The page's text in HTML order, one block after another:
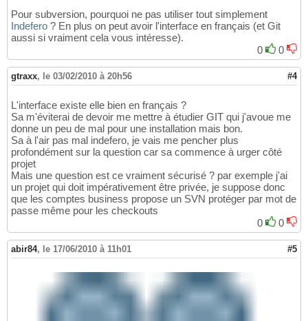
Pour subversion, pourquoi ne pas utiliser tout simplement
Indefero ? En plus on peut avoir l'interface en français (et Git
aussi si vraiment cela vous intéresse).
0
0
gtraxx, le 03/02/2010 à 20h56 #4
L'interface existe elle bien en français ?
Sa m'éviterai de devoir me mettre à étudier GIT qui j'avoue me
donne un peu de mal pour une installation mais bon.
Sa à l'air pas mal indefero, je vais me pencher plus
profondément sur la question car sa commence à urger côté
projet
Mais une question est ce vraiment sécurisé ? par exemple j'ai
un projet qui doit impérativement être privée, je suppose donc
que les comptes business propose un SVN protéger par mot de
passe même pour les checkouts
0
0
abir84, le 17/06/2010 à 11h01 #5